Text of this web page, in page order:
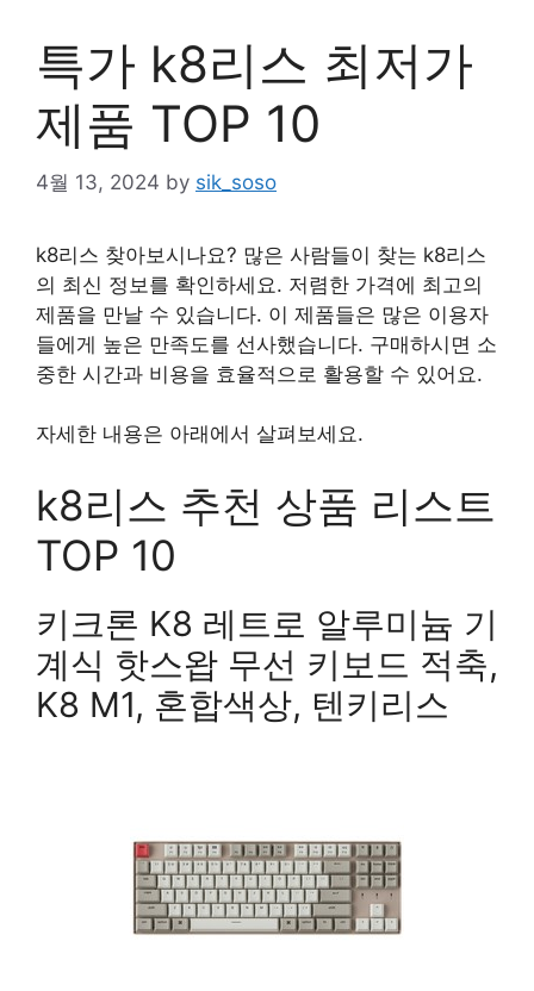
특가 k8리스 최저가
제품 TOP 10
4월 13, 2024 by sik_soso
k8리스 찾아보시나요? 많은 사람들이 찾는 k8리스
의 최신 정보를 확인하세요. 저렴한 가격에 최고의
제품을 만날 수 있습니다. 이 제품들은 많은 이용자
들에게 높은 만족도를 선사했습니다. 구매하시면 소
중한 시간과 비용을 효율적으로 활용할 수 있어요.
자세한 내용은 아래에서 살펴보세요.
k8리스 추천 상품 리스트
TOP 10
키크론 K8 레트로 알루미늄 기
계식 핫스왑 무선 키보드 적축,
K8 M1, 혼합색상, 텐키리스